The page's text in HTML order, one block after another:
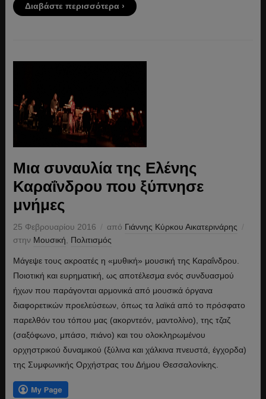
Διαβάστε περισσότερα ›
Μια συναυλία της Ελένης
Καραΐνδρου που ξύπνησε
μνήμες
25 Φεβρουαρίου 2016 από Γιάννης Κύρκου Αικατερινάρης
στην Μουσική Πολιτισμός
Μάγεψε τους ακροατές η «μυθική» μουσική της Καραΐνδρου.
Ποιοτική και ευρηματική, ως αποτέλεσμα ενός συνδυασμού
ήχων που παράγονται αρμονικά από μουσικά όργανα
διαφορετικών προελεύσεων, όπως τα λαϊκά από το πρόσφατο
παρελθόν του τόπου μας (ακορντεόν, μαντολίνο), της τζαζ
(σαξόφωνο, μπάσο, πιάνο) και του ολοκληρωμένου
ορχηστρικού δυναμικού (ξύλινα και χάλκινα πνευστά, έγχορδα)
της Συμφωνικής Ορχήστρας του Δήμου Θεσσαλονίκης.